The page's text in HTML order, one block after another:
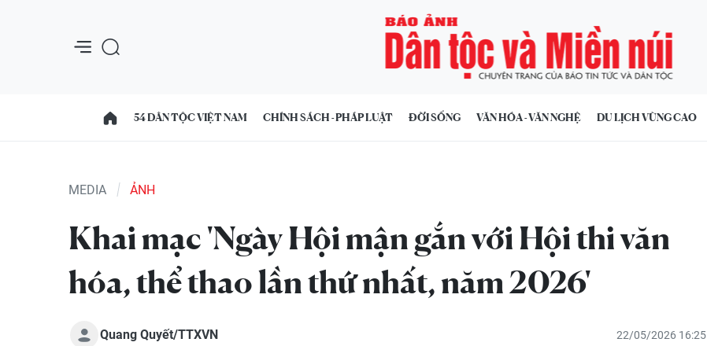
54 DÂN TỘC VIỆT NAM CHÍNH SÁCH - PHÁP LUẬT ĐỜI SỐNG VĂN HÓA - VĂN NGHỆ DU LỊCH VÙNG CAO
MEDIA ẢNH
Khai mạc 'Ngày Hội mận gắn với Hội thi văn
hóa, thể thao lần thứ nhất, năm 2026'
Quang Quyết/TTXVN 22/05/2026 16:25